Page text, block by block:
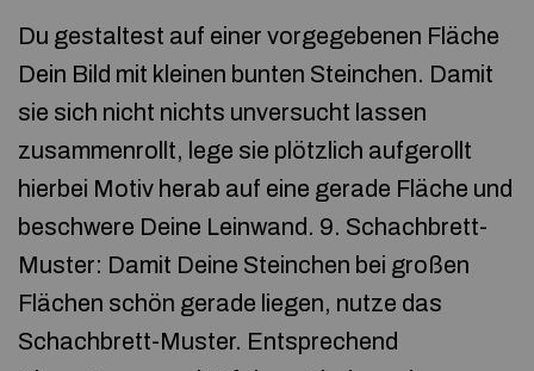
Du gestaltest auf einer vorgegebenen Fläche
Dein Bild mit kleinen bunten Steinchen. Damit
sie sich nicht nichts unversucht lassen
zusammenrollt, lege sie plötzlich aufgerollt
hierbei Motiv herab auf eine gerade Fläche und
beschwere Deine Leinwand. 9. Schachbrett-
Muster: Damit Deine Steinchen bei großen
Flächen schön gerade liegen, nutze das
Schachbrett-Muster. Entsprechend